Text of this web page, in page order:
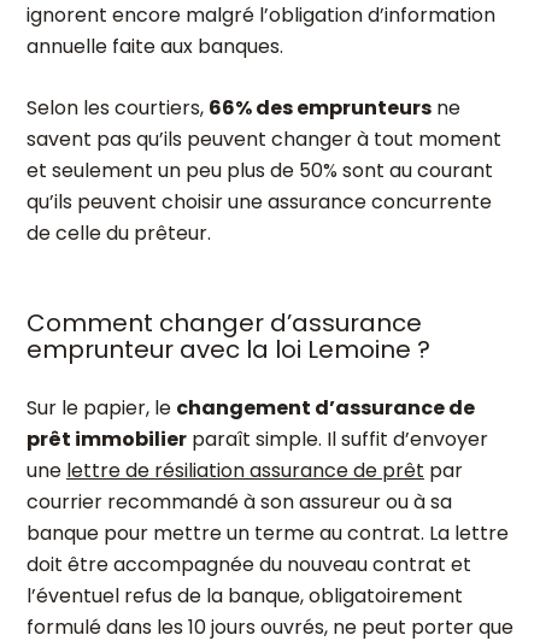
ignorent encore malgré l’obligation d’information
annuelle faite aux banques.
Selon les courtiers, 66% des emprunteurs ne
savent pas qu’ils peuvent changer à tout moment
et seulement un peu plus de 50% sont au courant
qu’ils peuvent choisir une assurance concurrente
de celle du prêteur.
Comment changer d’assurance
emprunteur avec la loi Lemoine ?
Sur le papier, le changement d’assurance de
prêt immobilier paraît simple. Il suffit d’envoyer
une lettre de résiliation assurance de prêt par
courrier recommandé à son assureur ou à sa
banque pour mettre un terme au contrat. La lettre
doit être accompagnée du nouveau contrat et
l’éventuel refus de la banque, obligatoirement
formulé dans les 10 jours ouvrés, ne peut porter que